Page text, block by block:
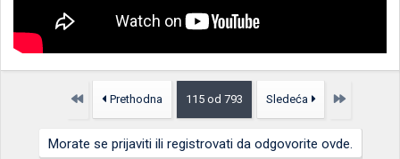
Prvo Prethodna 115 od 793 Sledeća Poslednja
Morate se prijaviti ili registrovati da odgovorite ovde.